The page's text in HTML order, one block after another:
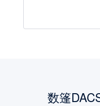
数篷